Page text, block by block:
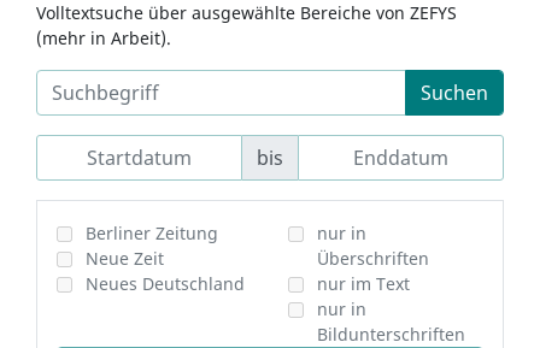
Volltextsuche über ausgewählte Bereiche von ZEFYS
(mehr in Arbeit).
Suchen
bis
Berliner Zeitung
Neue Zeit
Neues Deutschland
nur in
Überschriften
nur im Text
nur in
Bildunterschriften